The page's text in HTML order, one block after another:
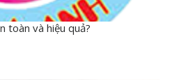
toàn và hiệu quả?